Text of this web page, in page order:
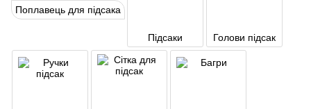
Поплавець для підсака
Підсаки Голови підсак